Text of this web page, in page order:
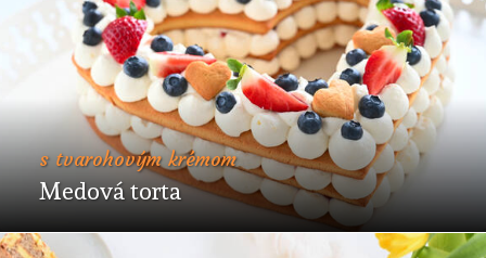
s tvarohovým krémom
Medová torta